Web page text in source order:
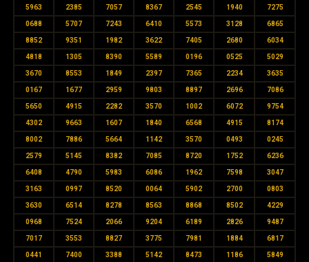
5963 2385 7057 8367 2545 1940 7275
0688 5707 7243 6410 5573 3128 6865
8852 9351 1982 3622 7405 2680 6034
4818 1305 8390 5589 0196 0525 5029
3670 8553 1849 2397 7365 2234 3635
0167 1677 2959 9803 8897 2696 7086
5650 4915 2282 3570 1002 6072 9754
4302 9663 1607 1840 6568 4915 8174
8002 7886 5664 1142 3570 0493 0245
2579 5145 8382 7085 8720 1752 6236
6408 4790 5983 6086 1962 7598 3047
3163 0997 8520 0064 5902 2700 0803
3630 6514 8278 8563 8868 8502 4229
0968 7524 2066 9204 6189 2826 9487
7017 3553 8827 3775 7981 1884 6817
0441 7400 3388 5142 8473 1186 5849